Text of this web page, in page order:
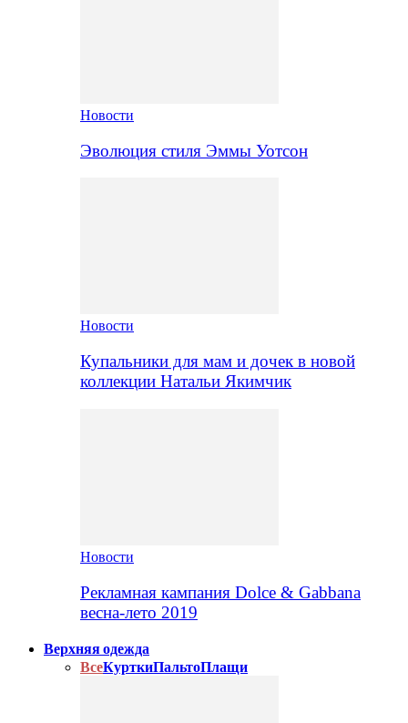
Новости
Эволюция стиля Эммы Уотсон
Новости
Купальники для мам и дочек в новой
коллекции Натальи Якимчик
Новости
Рекламная кампания Dolce & Gabbana
весна-лето 2019
Верхняя одежда
ВсеКурткиПальтоПлащи